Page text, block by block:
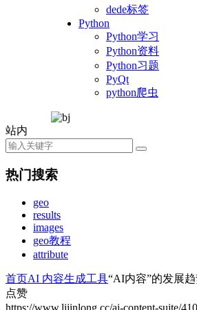
dede标签
Python
Python学习
Python资料
Python习题
PyQt
python爬虫
站内
热门搜索
geo
results
images
geo教程
attribute
首页AI 内容生成工具“AI内容”的发展
点赞